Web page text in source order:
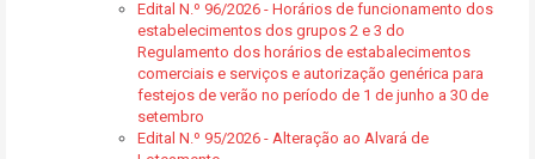
Edital N.º 96/2026 - Horários de funcionamento dos
estabelecimentos dos grupos 2 e 3 do
Regulamento dos horários de estabalecimentos
comerciais e serviços e autorização genérica para
festejos de verão no período de 1 de junho a 30 de
setembro
Edital N.º 95/2026 - Alteração ao Alvará de